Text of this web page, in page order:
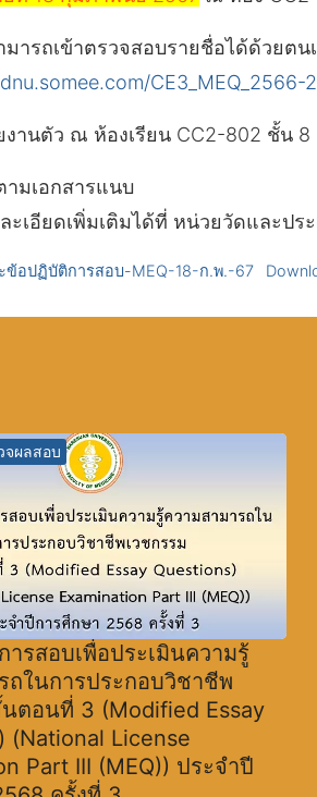
ารถเข้าตรวจสอบรายชื่อได้ด้วยตน
CE3_MEQ_2566-
งานตัว ณ ห้องเรียน CC2-802 ชั้น
ามเอกสารแนบ
ะเอียดเพิ่มเติมได้ที่ หน่วยวัดและปร
ข้อปฏิบัติการสอบ-MEQ-18-ก.พ.-67
จผลสอบ
ารสอบเพื่อประเมินความรู้
ถในการประกอบวิชาชีพ
ตอนที่ 3 (Modified Essay
(National License
Part III (MEQ)) ประจำปี